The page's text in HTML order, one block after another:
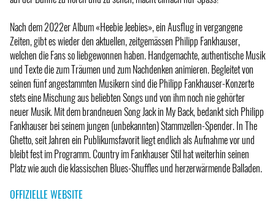
Nach dem 2022er Album «Heebie Jeebies», ein Ausflug in vergangene
Zeiten, gibt es wieder den aktuellen, zeitgemässen Philipp Fankhauser,
welchen die Fans so liebgewonnen haben. Handgemachte, authentische Musik
und Texte die zum Träumen und zum Nachdenken animieren. Begleitet von
seinen fünf angestammten Musikern sind die Philipp Fankhauser-Konzerte
stets eine Mischung aus beliebten Songs und von ihm noch nie gehörter
neuer Musik. Mit dem brandneuen Song Jack in My Back, bedankt sich Philipp
Fankhauser bei seinem jungen (unbekannten) Stammzellen-Spender. In The
Ghetto, seit Jahren ein Publikumsfavorit liegt endlich als Aufnahme vor und
bleibt fest im Programm. Country im Fankhauser Stil hat weiterhin seinen
Platz wie auch die klassischen Blues-Shuffles und herzerwärmende Balladen.
OFFIZIELLE WEBSITE